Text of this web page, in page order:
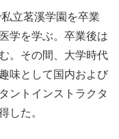
立茗溪学園を卒業
学を学ぶ。卒業後は
。その間、大学時代
味として国内および
ントインストラクタ
した。